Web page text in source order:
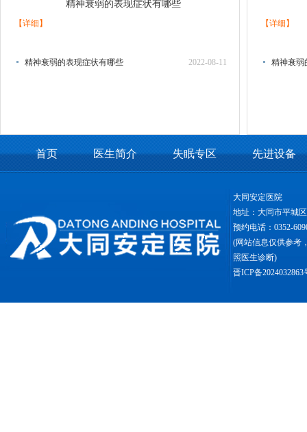
精神衰弱的表现症状有哪些
【详细】
精神衰弱的表现症状有哪些 2022-08-11
【详细】
精神衰弱
首页 医生简介 失眠专区 先进设备
大同安定医院
地址：大同市平城
预约电话：0352-
(网站信息仅供参考
照医生诊断)
晋ICP备2024032863